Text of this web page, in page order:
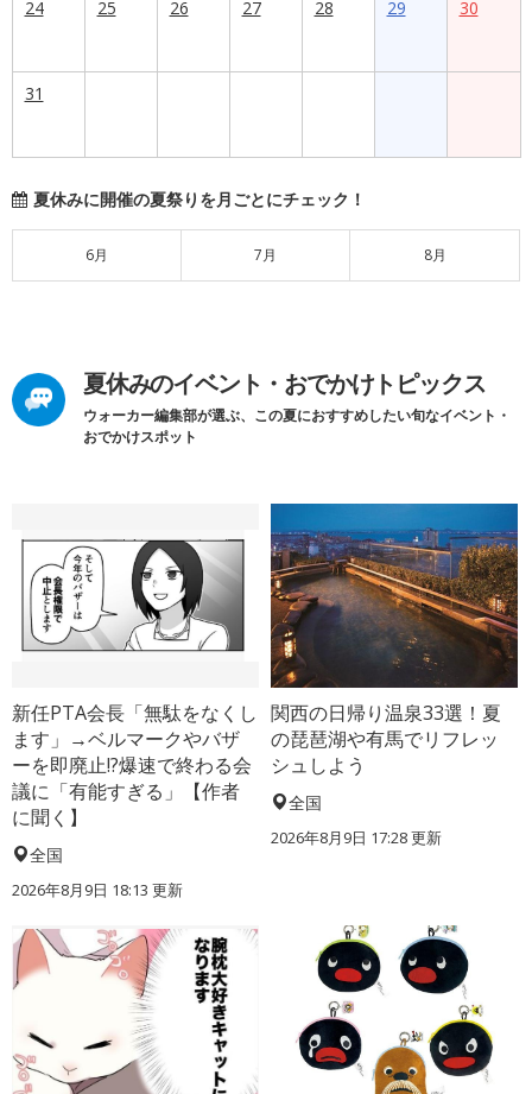
24 25 26 27 28 29 30
31
夏休みに開催の夏祭りを月ごとにチェック！
6月 7月 8月
夏休みのイベント・おでかけトピックス
ウォーカー編集部が選ぶ、この夏におすすめしたい旬なイベント・
おでかけスポット
新任PTA会長「無駄をなくし
ます」→ベルマークやバザ
ーを即廃止!?爆速で終わる会
議に「有能すぎる」【作者
に聞く】
全国
2026年8月9日 18:13 更新
関西の日帰り温泉33選！夏
の琵琶湖や有馬でリフレッ
シュしよう
全国
2026年8月9日 17:28更新